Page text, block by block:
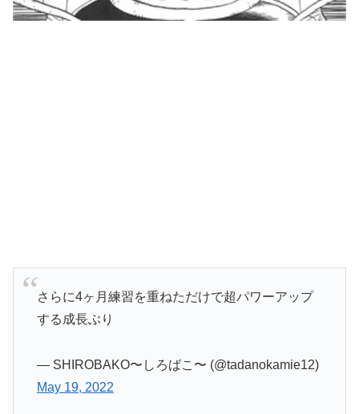
さらに4ヶ月練習を重ねただけで超パワーアップ
する成長ぶり
— SHIROBAKO〜しろばこ〜 (@tadanokamie12)
May 19, 2022